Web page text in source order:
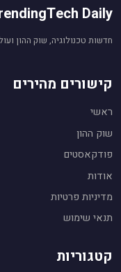
Daily
חדשות טכנולוגיה, שוק ההון
קישורים מהירים
ראשי
שוק ההון
פודקאסטים
אודות
מדיניות פרטיות
תנאי שימוש
קטגוריות